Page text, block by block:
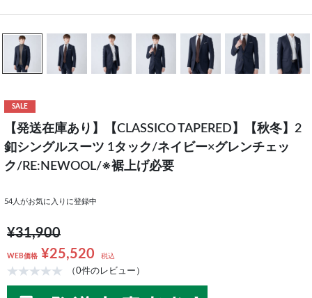
SALE
【発送在庫あり】【CLASSICO TAPERED】【秋冬】2
釦シングルスーツ 1タック/ネイビー×グレンチェッ
ク/RE:NEWOOL/※裾上げ必要
54 人がお気に入りに登録中
¥31,900
WEB価格 ¥25,520 税込
（0件のレビュー）